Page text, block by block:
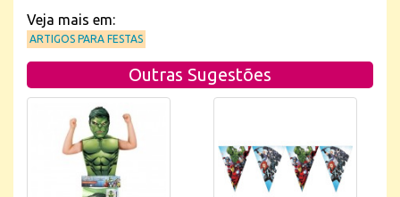
Veja mais em:
ARTIGOS PARA FESTAS
Outras Sugestões